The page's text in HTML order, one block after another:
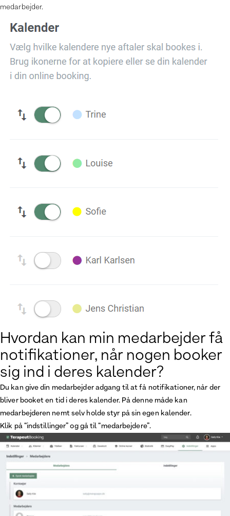
medarbejder.
Hvordan kan min medarbejder få
notifikationer, når nogen booker
sig ind i deres kalender?
Du kan give din medarbejder adgang til at få notifikationer, når der
bliver booket en tid i deres kalender. På denne måde kan
medarbejderen nemt selv holde styr på sin egen kalender.
Klik på “indstillinger” og gå til “medarbejdere”.